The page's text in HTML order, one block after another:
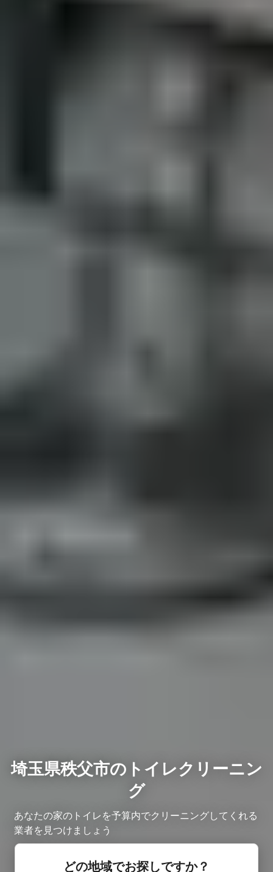
埼玉県秩父市のトイレクリーニン
グ
あなたの家のトイレを予算内でクリーニングしてくれる
業者を見つけましょう
どの地域でお探しですか？